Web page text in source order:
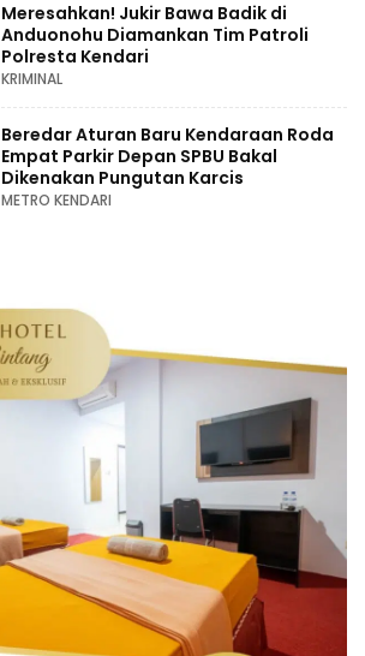
Meresahkan! Jukir Bawa Badik di
Anduonohu Diamankan Tim Patroli
Polresta Kendari
KRIMINAL
Beredar Aturan Baru Kendaraan Roda
Empat Parkir Depan SPBU Bakal
Dikenakan Pungutan Karcis
METRO KENDARI